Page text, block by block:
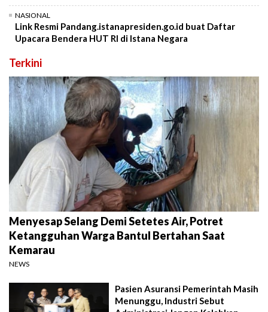
NASIONAL
Link Resmi Pandang.istanapresiden.go.id buat Daftar
Upacara Bendera HUT RI di Istana Negara
Terkini
Menyesap Selang Demi Setetes Air, Potret
Ketangguhan Warga Bantul Bertahan Saat
Kemarau
NEWS
Pasien Asuransi Pemerintah Masih
Menunggu, Industri Sebut